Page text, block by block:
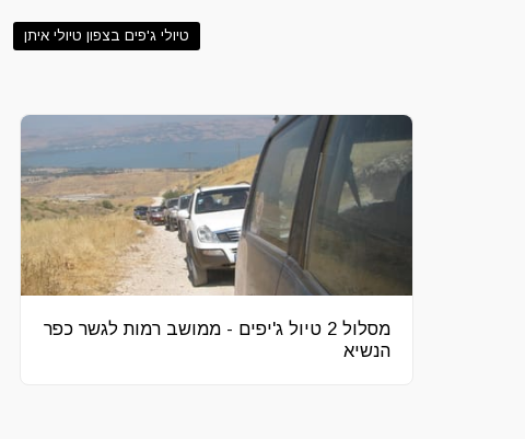
טיולי ג'פים בצפון טיולי איתן
מסלול 2 טיול ג'יפים - ממושב רמות לגשר כפר
הנשיא